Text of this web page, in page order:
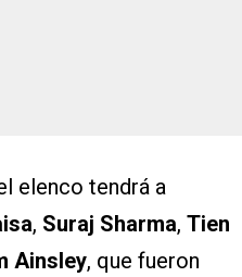
elenco tendrá a
, Suraj Sharma, Tien
Ainsley, que fueron